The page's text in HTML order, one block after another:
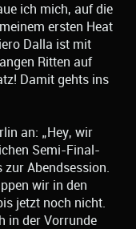
ich mich, auf die
ersten Heat
Dalla ist mit
Ritten auf
Damit gehts ins
an: „Hey, wir
Semi-Final-
Abendsession.
wir in den
jetzt noch nicht.
in der Vorrunde